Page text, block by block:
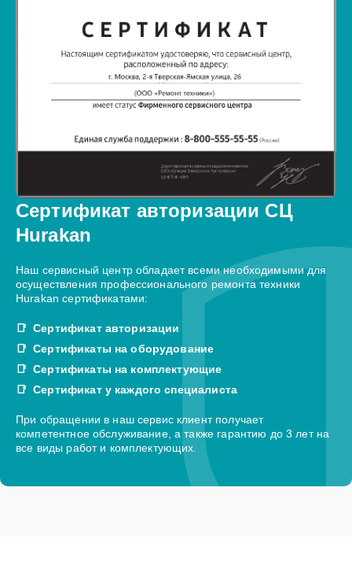
Сертификат авторизации СЦ
Hurakan
Наш сервисный центр обладает всеми необходимыми для
осуществления профессионального ремонта техники
Hurakan сертификатами:
Сертификат авторизации
Сертификаты на оборудование
Сертификаты на комплектующие
Сертификат у каждого специалиста
При обращении в наш сервис клиент получает
компетентное обслуживание, а также гарантию до 3 лет на
все виды работ и комплектующих.